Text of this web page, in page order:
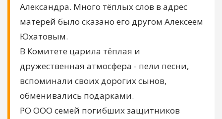
Александра. Много тёплых слов в адрес
матерей было сказано его другом Алексеем
Юхатовым.
В Комитете царила тёплая и
дружественная атмосфера - пели песни,
вспоминали своих дорогих сынов,
обменивались подарками.
РО ООО семей погибших защитников